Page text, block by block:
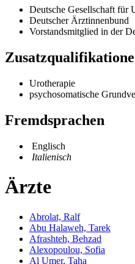
Deutsche Gesellschaft für
Deutscher Ärztinnenbund
Vorstandsmitglied in der
Urotherapie
psychosomatische
Fremdsprachen
Englisch
Italienisch
Ärzte
Abrolat, Ralf
Abu Halaweh, Tarek
Afrashteh, Behzad
Alexopoulou, Sofia
Al Umer, Taha